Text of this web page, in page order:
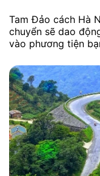
Tam Đảo cách Hà
chuyển sẽ dao
vào phương tiện